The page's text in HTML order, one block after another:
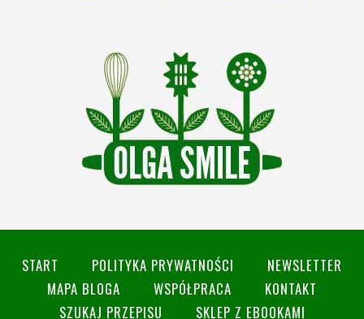
START POLITYKA PRYWATNOŚCI
NEWSLETTER
MAPA BLOGA
WSPÓŁPRACA
KONTAKT
SZUKAJ PRZEPISU
SKLEP Z EBOOKAMI